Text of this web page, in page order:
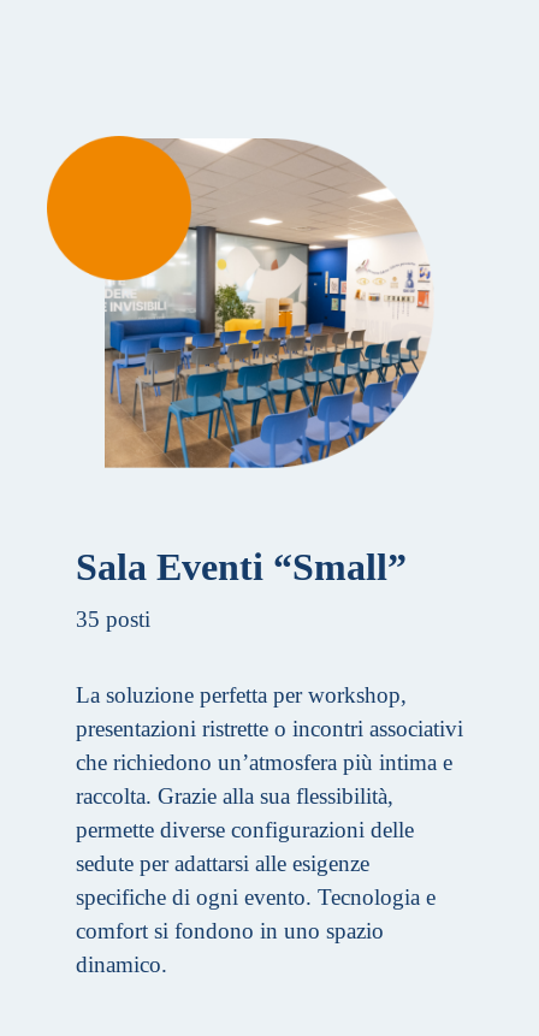
Sala Eventi “Small”
35 posti
La soluzione perfetta per workshop,
presentazioni ristrette o incontri associativi
che richiedono un’atmosfera più intima e
raccolta. Grazie alla sua flessibilità,
permette diverse configurazioni delle
sedute per adattarsi alle esigenze
specifiche di ogni evento. Tecnologia e
comfort si fondono in uno spazio
dinamico.